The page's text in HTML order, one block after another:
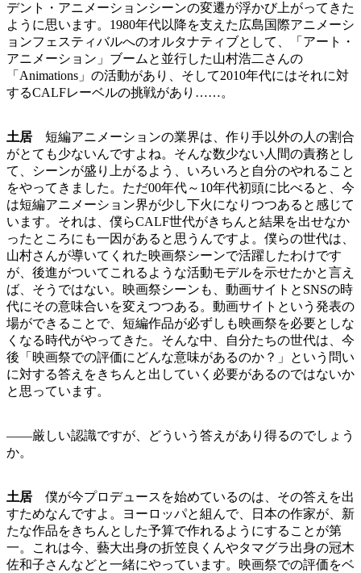
デント・アニメーションシーンの変遷が浮かび上がってきた
ように思います。1980年代以降を支えた広島国際アニメーシ
ョンフェスティバルへのオルタナティブとして、「アート・
アニメーション」ブームと並行した山村浩二さんの
「Animations」の活動があり、そして2010年代にはそれに対
するCALFレーベルの挑戦があり……。
土居 短編アニメーションの業界は、作り手以外の人の割合
がとても少ないんですよね。そんな数少ない人間の責務とし
て、シーンが盛り上がるよう、いろいろと自分のやれること
をやってきました。ただ00年代～10年代初頭に比べると、今
は短編アニメーション界が少し下火になりつつあると感じて
います。それは、僕らCALF世代がきちんと結果を出せなか
ったところにも一因があると思うんですよ。僕らの世代は、
山村さんが導いてくれた映画祭シーンで活躍したわけです
が、後進がついてこれるような活動モデルを示せたかと言え
ば、そうではない。映画祭シーンも、動画サイトとSNSの時
代にその意味合いを変えつつある。動画サイトという発表の
場ができることで、短編作品が必ずしも映画祭を必要としな
くなる時代がやってきた。そんな中、自分たちの世代は、今
後「映画祭での評価にどんな意味があるのか？」という問い
に対する答えをきちんと出していく必要があるのではないか
と思っています。
――厳しい認識ですが、どういう答えがあり得るのでしょう
か。
土居 僕が今プロデュースを始めているのは、その答えを出
すためなんですよ。ヨーロッパと組んで、日本の作家が、新
たな作品をきちんとした予算で作れるようにすることが第
一。これは今、藝大出身の折笠良くんやタマグラ出身の冠木
佐和子さんなどと一緒にやっています。映画祭での評価をベ